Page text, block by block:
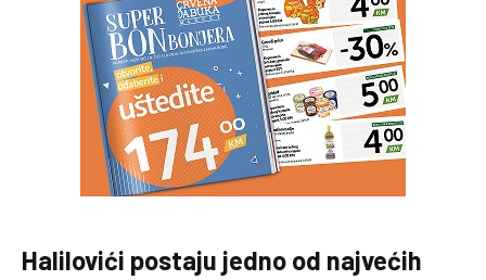
Halilovići postaju jedno od najvećih